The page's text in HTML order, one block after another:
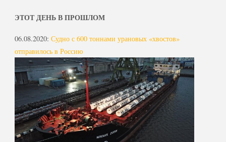
ЭТОТ ДЕНЬ В ПРОШЛОМ
06.08.2020: Судно с 600 тоннами урановых «хвостов»
отправилось в Россию